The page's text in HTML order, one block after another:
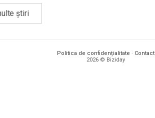
știri
Politica de confidențialitate · Contact
2026 © Biziday